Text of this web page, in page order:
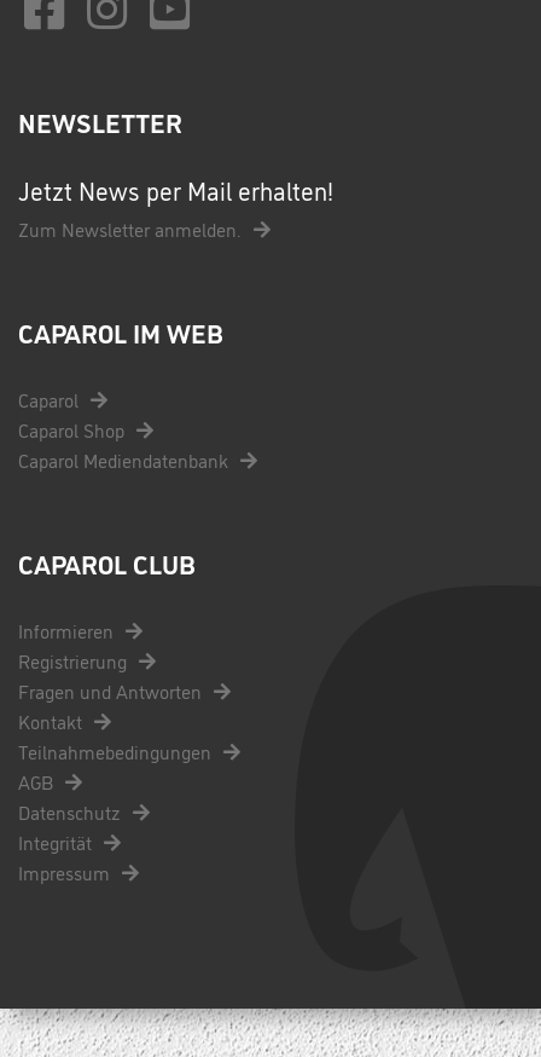
NEWSLETTER
Jetzt News per Mail erhalten!
Zum Newsletter anmelden.
CAPAROL IM WEB
Caparol
Caparol Shop
Caparol Mediendatenbank
CAPAROL CLUB
Informieren
Registrierung
Fragen und Antworten
Kontakt
Teilnahmebedingungen
AGB
Datenschutz
Integrität
Impressum